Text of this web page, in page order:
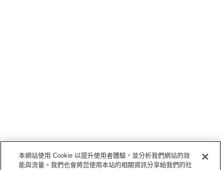
本網站使用 Cookie 以提升使用者體驗，並分析我們網站的效
能與流量。我們也會將您使用本站的相關資訊分享給我們的社